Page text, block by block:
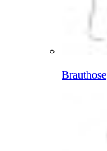
Brauthose